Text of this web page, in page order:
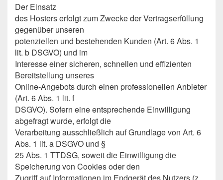
Der Einsatz
des Hosters erfolgt zum Zwecke der Vertragserfüllung
gegenüber unseren
potenziellen und bestehenden Kunden (Art. 6 Abs. 1
lit. b DSGVO) und im
Interesse einer sicheren, schnellen und effizienten
Bereitstellung unseres
Online-Angebots durch einen professionellen Anbieter
(Art. 6 Abs. 1 lit. f
DSGVO). Sofern eine entsprechende Einwilligung
abgefragt wurde, erfolgt die
Verarbeitung ausschließlich auf Grundlage von Art. 6
Abs. 1 lit. a DSGVO und §
25 Abs. 1 TTDSG, soweit die Einwilligung die
Speicherung von Cookies oder den
Zugriff auf Informationen im Endgerät des Nutzers (z.